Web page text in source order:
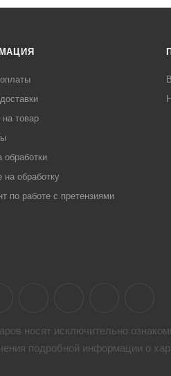
на товар
обработки
на обработку
по работе с претензиями
носят исключительно
подробной информации о